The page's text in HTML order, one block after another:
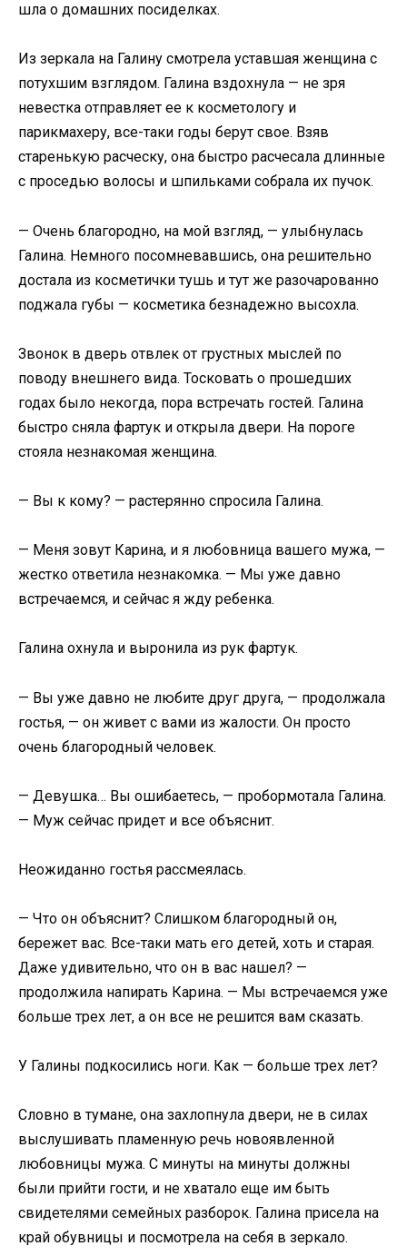
шла о домашних посиделках.
Из зеркала на Галину смотрела уставшая женщина с
потухшим взглядом. Галина вздохнула — не зря
невестка отправляет ее к косметологу и
парикмахеру, все-таки годы берут свое. Взяв
старенькую расческу, она быстро расчесала длинные
с проседью волосы и шпильками собрала их пучок.
— Очень благородно, на мой взгляд, — улыбнулась
Галина. Немного посомневавшись, она решительно
достала из косметички тушь и тут же разочарованно
поджала губы — косметика безнадежно высохла.
Звонок в дверь отвлек от грустных мыслей по
поводу внешнего вида. Тосковать о прошедших
годах было некогда, пора встречать гостей. Галина
быстро сняла фартук и открыла двери. На пороге
стояла незнакомая женщина.
— Вы к кому? — растерянно спросила Галина.
— Меня зовут Карина, и я любовница вашего мужа, —
жестко ответила незнакомка. — Мы уже давно
встречаемся, и сейчас я жду ребенка.
Галина охнула и выронила из рук фартук.
— Вы уже давно не любите друг друга, — продолжала
гостья, — он живет с вами из жалости. Он просто
очень благородный человек.
— Девушка… Вы ошибаетесь, — пробормотала Галина.
— Муж сейчас придет и все объяснит.
Неожиданно гостья рассмеялась.
— Что он объяснит? Слишком благородный он,
бережет вас. Все-таки мать его детей, хоть и старая.
Даже удивительно, что он в вас нашел? —
продолжила напирать Карина. — Мы встречаемся уже
больше трех лет, а он все не решится вам сказать.
У Галины подкосились ноги. Как — больше трех лет?
Словно в тумане, она захлопнула двери, не в силах
выслушивать пламенную речь новоявленной
любовницы мужа. С минуты на минуты должны
были прийти гости, и не хватало еще им быть
свидетелями семейных разборок. Галина присела на
край обувницы и посмотрела на себя в зеркало.